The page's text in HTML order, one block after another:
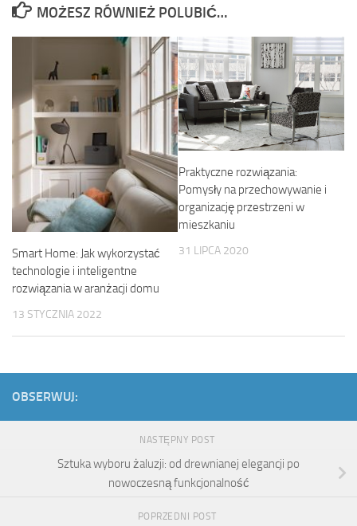
MOŻESZ RÓWNIEŻ POLUBIĆ…
Smart Home: Jak wykorzystać
technologie i inteligentne
rozwiązania w aranżacji domu
13 STYCZNIA 2022
Praktyczne rozwiązania:
Pomysły na przechowywanie i
organizację przestrzeni w
mieszkaniu
31 LIPCA 2020
OBSERWUJ:
NASTĘPNY POST
Sztuka wyboru żaluzji: od drewnianej elegancji po
nowoczesną funkcjonalność
POPRZEDNI POST